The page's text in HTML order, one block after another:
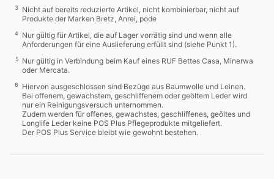
3
Nicht auf bereits reduzierte Artikel, nicht kombinierbar, nicht auf
Produkte der Marken Bretz, Anrei, pode
4
Nur gültig für Artikel, die auf Lager vorrätig sind und wenn alle
Anforderungen für eine Auslieferung erfüllt sind (siehe Punkt 1).
5
Nur gültig in Verbindung beim Kauf eines RUF Bettes Casa, Minerwa
oder Mercata.
6
Hiervon ausgeschlossen sind Bezüge aus Baumwolle und Leinen.
Bei offenem, gewachstem, geschliffenem oder geöltem Leder wird
nur ein Reinigungsversuch unternommen.
Zudem werden für offenes, gewachstes, geschliffenes, geöltes und
Longlife Leder keine POS Plus Pflegeprodukte mitgeliefert.
Der POS Plus Service bleibt wie gewohnt bestehen.